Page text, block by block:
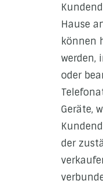
Hause
können
werden,
oder
Geräte,
der